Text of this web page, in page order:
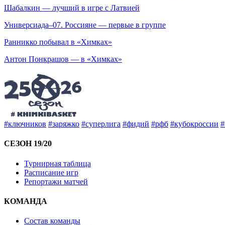
Шабалкин — лучший в игре с Латвией
Универсиада–07. Россияне — первые в группе
Ранникко побывал в «Химках»
Антон Понкрашов — в «Химках»
#ключников #заряжко #суперлига #фидий #рфб #кубокроссии
СЕЗОН 19/20
Турнирная таблица
Расписание игр
Репортажи матчей
КОМАНДА
Состав команды